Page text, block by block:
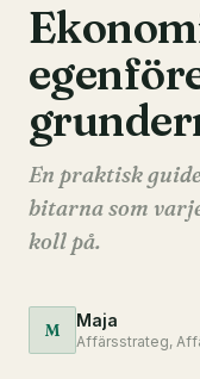
En praktisk
bitarna som
koll på.
M Maja
Affärsstrateg,